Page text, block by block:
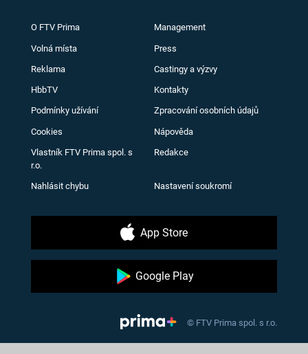
O FTV Prima Management
Volná místa Press
Reklama Castingy a výzvy
HbbTV Kontakty
Podmínky užívání Zpracování osobních údajů
Cookies Nápověda
Vlastník FTV Prima spol. s
r.o.
Redakce
Nahlásit chybu Nastavení soukromí
App Store
Google Play
© FTV Prima spol. s r.o.